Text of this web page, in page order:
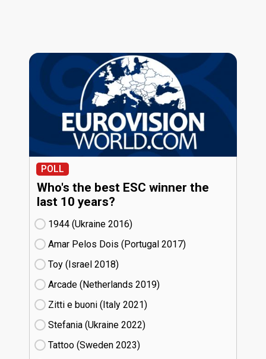
POLL
Who's the best ESC winner the
last 10 years?
1944 (Ukraine
16)
Amar Pelos Dois (Portugal
17)
Toy (Israel
18)
Arcade (Netherlands
19)
Zitti e buoni​ (Italy
21)
Stefania (Ukraine
22)
Tattoo (Sweden
23)